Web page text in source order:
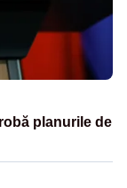
planurile de